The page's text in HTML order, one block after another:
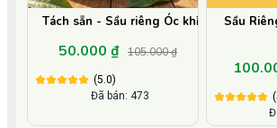
Tách sẵn - Sầu riêng Óc khỉ
50.000 ₫ 105.000 ₫
(5.0)
Đã bán: 473
Sầu